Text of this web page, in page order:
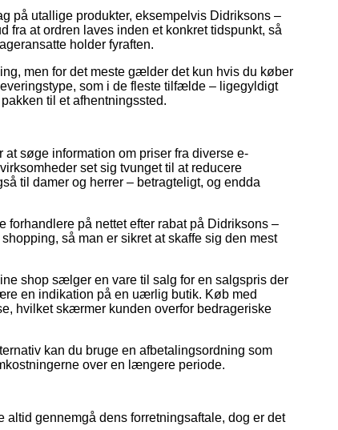
på utallige produkter, eksempelvis Didriksons –
fra at ordren laves inden et konkret tidspunkt, så
holder fyraften.
men for det meste gælder det kun hvis du køber
som i de fleste tilfælde – ligegyldigt
til et afhentningssted.
søge information om priser fra diverse e-
set sig tvunget til at reducere
til damer og herrer – betragteligt, og endda
på nettet efter rabat på Didriksons –
så man er sikret at skaffe sig den mest
shop sælger en vare til salg for en salgspris der
en indikation på en uærlig butik. Køb med
hvilket skærmer kunden overfor bedrageriske
kan du bruge en afbetalingsordning som
over en længere periode.
gennemgå dens forretningsaftale, dog er det